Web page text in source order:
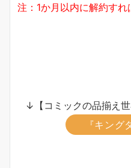
注：1か月以内に解約す
↓【コミックの品揃え
『キング